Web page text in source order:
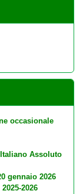
occasionale
Assoluto
gennaio 2026
2026